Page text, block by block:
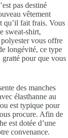
pas destiné
vêtement
qu’il fait frais. Vous
sweat-shirt,
polyestervous offre
longévité, ce type
pour que vous
des manches
élasthanne au
est typique pour
procure. Afin de
est dotée d’une
convenance.